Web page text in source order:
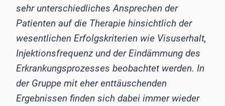
sehr unterschiedliches Ansprechen der
Patienten auf die Therapie hinsichtlich der
wesentlichen Erfolgskriterien wie Visuserhalt,
Injektionsfrequenz und der Eindämmung des
Erkrankungsprozesses beobachtet werden. In
der Gruppe mit eher enttäuschenden
Ergebnissen finden sich dabei immer wieder